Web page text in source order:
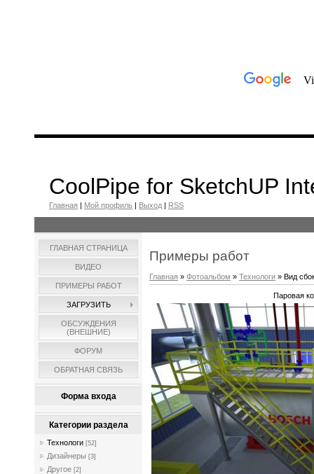
CoolPipe for SketchUP
Главная | Мой профиль | Выход | RSS
ГЛАВНАЯ СТРАНИЦА
ВИДЕО
ПРИМЕРЫ РАБОТ
ЗАГРУЗИТЬ
ОБСУЖДЕНИЯ
(ВНЕШНИЕ)
ФОРУМ
ОБРАТНАЯ СВЯЗЬ
Форма входа
Категории раздела
Технологи [52]
Дизайнеры [3]
Другое [2]
Примеры работ
Главная » Фотоальбом » Технологи » Вид
Паровая